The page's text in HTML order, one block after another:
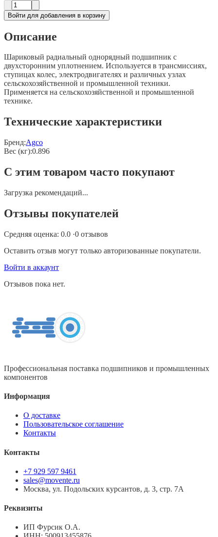
Войти для добавления в корзину
Описание
Шариковый радиальный однорядный подшипник с
двухсторонним уплотнением. Используется в трансмиссиях,
ступицах колес, электродвигателях и различных узлах
сельскохозяйственной и промышленной техники.
Применяется на сельскохозяйственной и промышленной
технике.
Технические характеристики
Бренд:Agco
Вес (кг):0.896
С этим товаром часто покупают
Загрузка рекомендаций...
Отзывы покупателей
Средняя оценка: 0.0 ·0 отзывов
Оставить отзыв могут только авторизованные покупатели.
Войти в аккаунт
Отзывов пока нет.
Профессиональная поставка подшипников и промышленных
компонентов
Информация
О доставке
Пользовательское соглашение
Контакты
Контакты
+7 929 597 9461
sales@movente.ru
Москва, ул. Подольских курсантов, д. 3, стр. 7А
Реквизиты
ИП Фурсик О.А.